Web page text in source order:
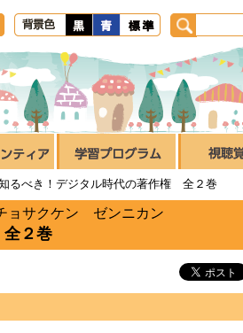
るべき！デジタル時代の著作権 全２巻
ョサクケン ゼンニカン
２巻